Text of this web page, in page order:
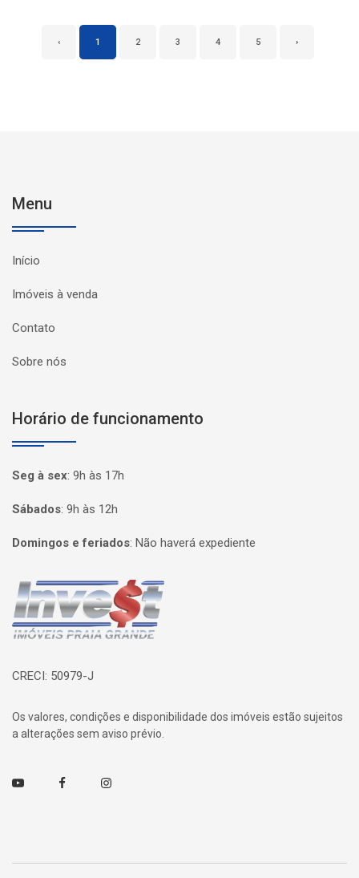
‹ 1 2 3 4 5 ›
Menu
Início
Imóveis à venda
Contato
Sobre nós
Horário de funcionamento
Seg à sex: 9h às 17h
Sábados: 9h às 12h
Domingos e feriados: Não haverá expediente
Página inicial
CRECI: 50979-J
Os valores, condições e disponibilidade dos imóveis estão sujeitos
a alterações sem aviso prévio.
Youtube FacebookInstagram